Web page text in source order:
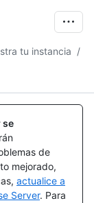
tu instancia /
se
de
mejorado,
actualice a
Server. Para